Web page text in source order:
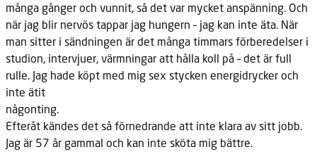
många gånger och vunnit, så det var mycket anspänning. Och
när jag blir nervös tappar jag hungern – jag kan inte äta. När
man sitter i sändningen är det många timmars förberedelser i
studion, intervjuer, värmningar att hålla koll på – det är full
rulle. Jag hade köpt med mig sex stycken energidrycker och
inte ätit
någonting.
Efteråt kändes det så förnedrande att inte klara av sitt jobb.
Jag är 57 år gammal och kan inte sköta mig bättre.